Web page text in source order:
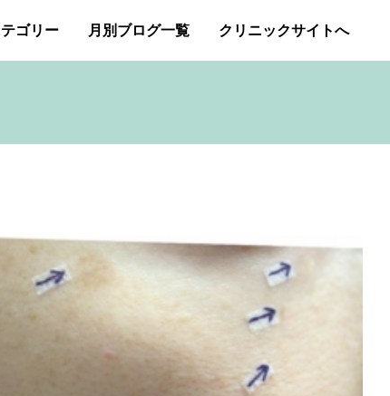
ゴリー
ニキビ痕のクレーター）オリジナルピーリング
ザー
月別ブログ一覧 クリニックサイトへ